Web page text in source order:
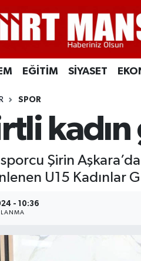
EĞİTİM SİYASET
SPOR
Şirin
U15 Kadınlar
- 10:36
Haritası
Durumu ve Fikstür